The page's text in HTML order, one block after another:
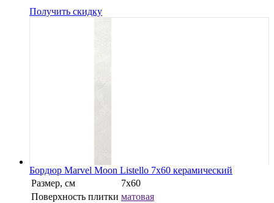
Получить скидку
Бордюр Marvel Moon Listello 7x60 керамический
Размер, см
7x60
Поверхность плитки матовая